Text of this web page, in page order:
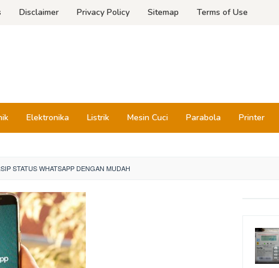
Disclaimer Privacy Policy Sitemap Terms of Use
Elektronika Listrik Mesin Cuci Parabola Printer
STATUS WHATSAPP DENGAN MUDAH